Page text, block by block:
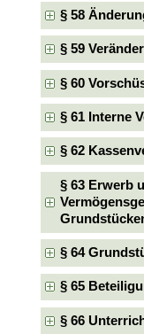
§ 58
§ 59
§ 60
§ 61 Interne
§ 62
§ 63 Erwerb
§ 64
§ 65
§ 66